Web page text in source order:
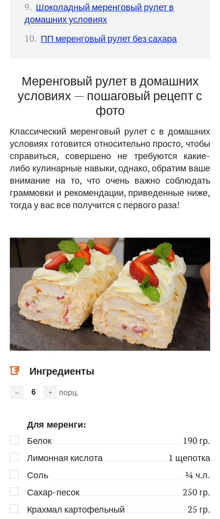
Шоколадный меренговый рулет в
домашних условиях
ПП меренговый рулет без сахара
Меренговый рулет в домашних
условиях — пошаговый рецепт с
фото
Классический меренговый рулет с в домашних
условиях готовится относительно просто, чтобы
справиться, совершено не требуются какие-
либо кулинарные навыки, однако, обратим ваше
внимание на то, что очень важно соблюдать
граммовки и рекомендации, приведенные ниже,
тогда у вас все получится с первого раза!
Ингредиенты
– + порц.
Для меренги:
Белок
190 гр.
Лимонная кислота
1 щепотка
Соль
¼ ч.л.
Сахар-песок
250 гр.
Крахмал картофельный
25 гр.